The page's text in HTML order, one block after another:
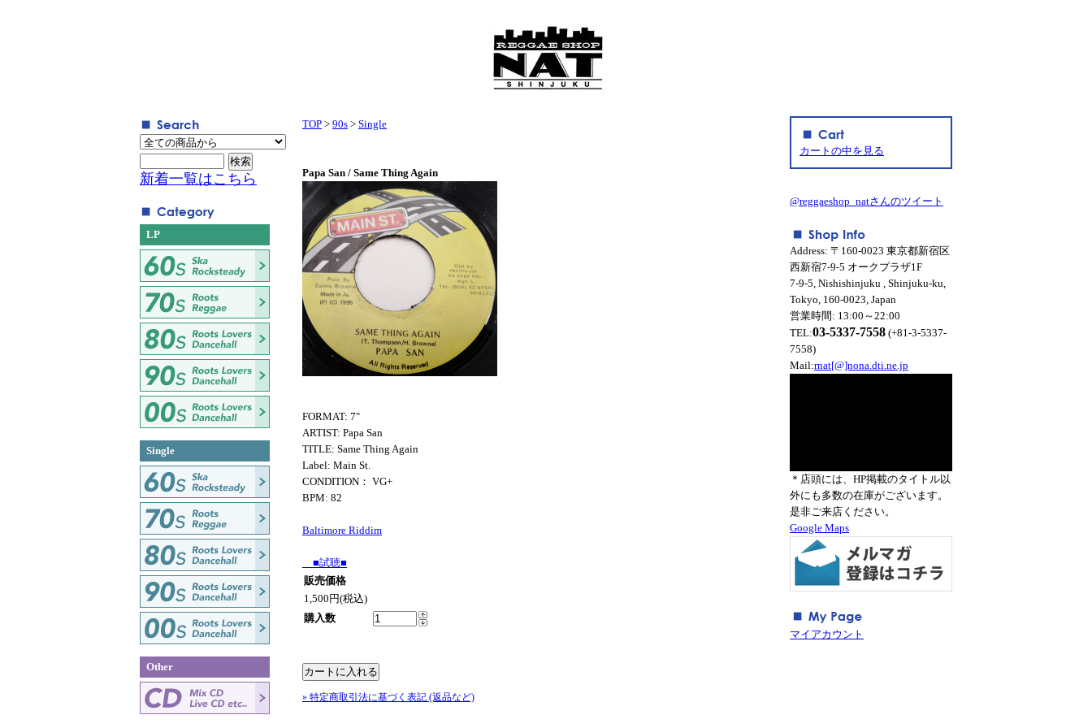
TOP > 90s > Single
Papa San / Same Thing Again
FORMAT: 7"
ARTIST: Papa San
TITLE: Same Thing Again
Label: Main St.
CONDITION： VG+
BPM: 82
Baltimore Riddim
■試聴■
販売価格
1,500円(税込)
購入数
» 特定商取引法に基づく表記 (返品など)
新着一覧はこちら
LP
Single
Other
カートの中を見る
@reggaeshop_natさんのツイート
Address: 〒160-0023 東京都新宿区
西新宿7-9-5 オークプラザ1F
7-9-5, Nishishinjuku , Shinjuku-ku,
Tokyo, 160-0023, Japan
営業時間: 13:00～22:00
TEL:03-5337-7558 (+81-3-5337-
7558)
Mail:rnat[@]nona.dti.ne.jp
＊店頭には、HP掲載のタイトル以
外にも多数の在庫がございます。
是非ご来店ください。
Google Maps
マイアカウント